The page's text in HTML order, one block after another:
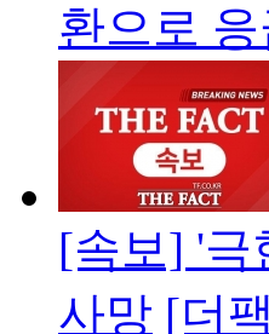
환으로
[속보] '극
사망 [더